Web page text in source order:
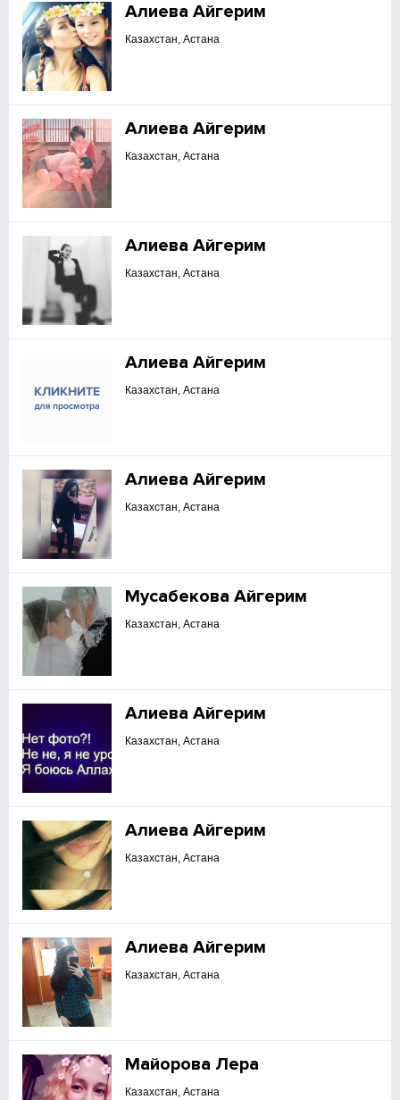
Алиева Айгерим
Казахстан, Астана
Алиева Айгерим
Казахстан, Астана
Алиева Айгерим
Казахстан, Астана
Алиева Айгерим
Казахстан, Астана
Алиева Айгерим
Казахстан, Астана
Мусабекова Айгерим
Казахстан, Астана
Алиева Айгерим
Казахстан, Астана
Алиева Айгерим
Казахстан, Астана
Алиева Айгерим
Казахстан, Астана
Майорова Лера
Казахстан, Астана